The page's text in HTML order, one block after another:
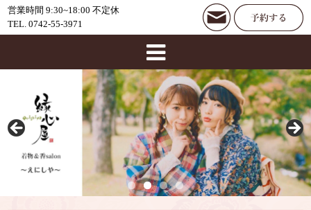
営業時間 9:30~18:00 不定休
TEL. 0742-55-3971